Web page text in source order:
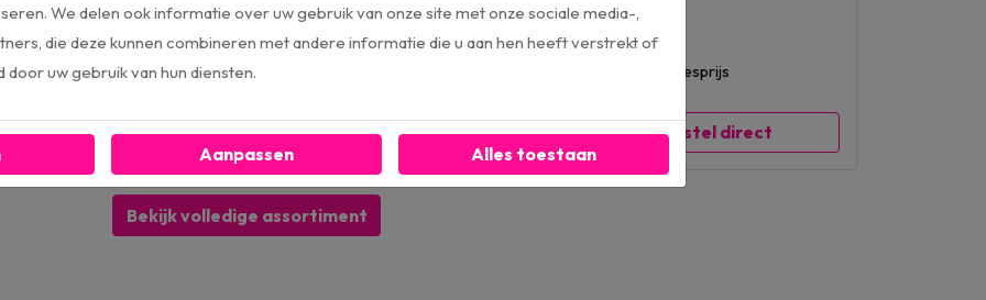
adviesprijs
Bestel direct
€ 79,00
Bestel direct
€ 89,00
adviesprijs
Bestel direct
Bekijk volledige assortiment
We delen ook informatie over uw gebruik van onze site met onze sociale media-,
die deze kunnen combineren met andere informatie die u aan hen heeft verstrekt of
uw gebruik van hun diensten.
Aanpassen Alles toestaan